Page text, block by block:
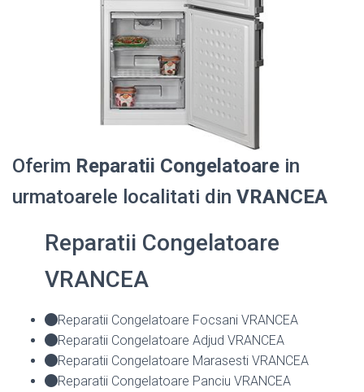
Oferim Reparatii Congelatoare in
urmatoarele localitati din VRANCEA
Reparatii Congelatoare
VRANCEA
Reparatii Congelatoare Focsani VRANCEA
Reparatii Congelatoare Adjud VRANCEA
Reparatii Congelatoare Marasesti VRANCEA
Reparatii Congelatoare Panciu VRANCEA